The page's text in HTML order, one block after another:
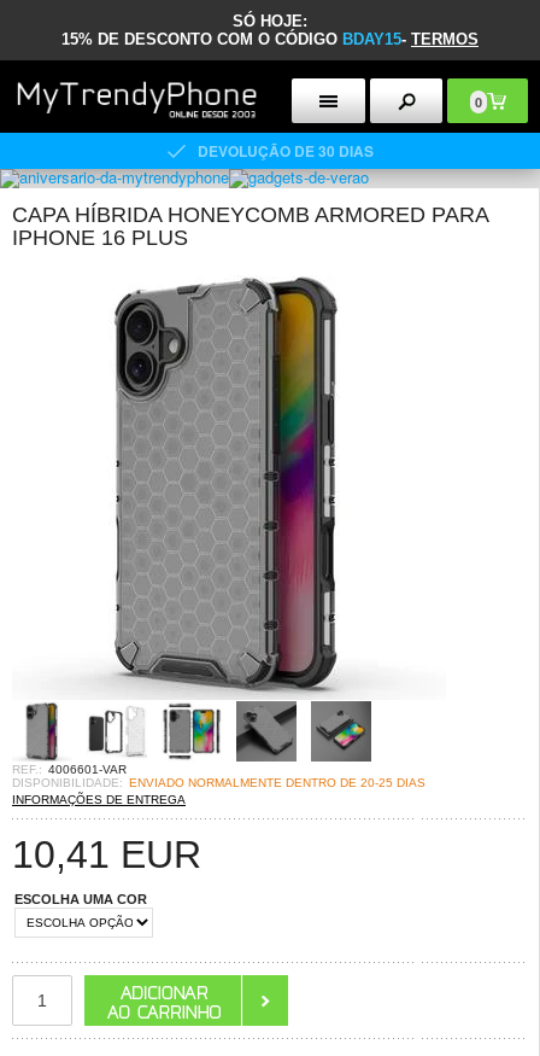
SÓ HOJE:
15% DE DESCONTO COM O CÓDIGO BDAY15- TERMOS
0
DEVOLUÇÃO DE 30 DIAS
CAPA HÍBRIDA HONEYCOMB ARMORED PARA
IPHONE 16 PLUS
REF.: 4006601-VAR
DISPONIBILIDADE: ENVIADO NORMALMENTE DENTRO DE 20-25 DIAS
INFORMAÇÕES DE ENTREGA
10,41 EUR
ESCOLHA UMA COR